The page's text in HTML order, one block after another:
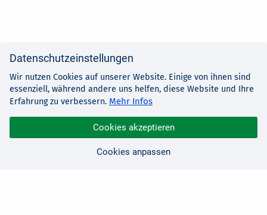
Datenschutzeinstellungen
Wir nutzen Cookies auf unserer Website. Einige von ihnen sind
essenziell, während andere uns helfen, diese Website und Ihre
Erfahrung zu verbessern. Mehr Infos
Cookies akzeptieren
Cookies anpassen